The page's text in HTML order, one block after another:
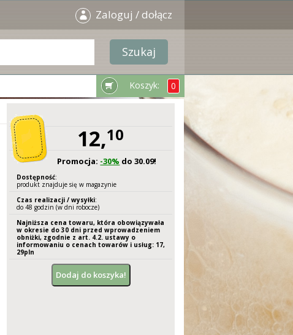
Zaloguj / dołącz
Koszyk: 0
12,10
Promocja: -30% do 30.09!
Dostępność:
produkt znajduje się w magazynie
Czas realizacji / wysyłki:
do 48 godzin (w dni robocze)
Najniższa cena towaru, która obowiązywała
w okresie do 30 dni przed wprowadzeniem
obniżki, zgodnie z art. 4.2. ustawy o
informowaniu o cenach towarów i usług: 17,
29pln